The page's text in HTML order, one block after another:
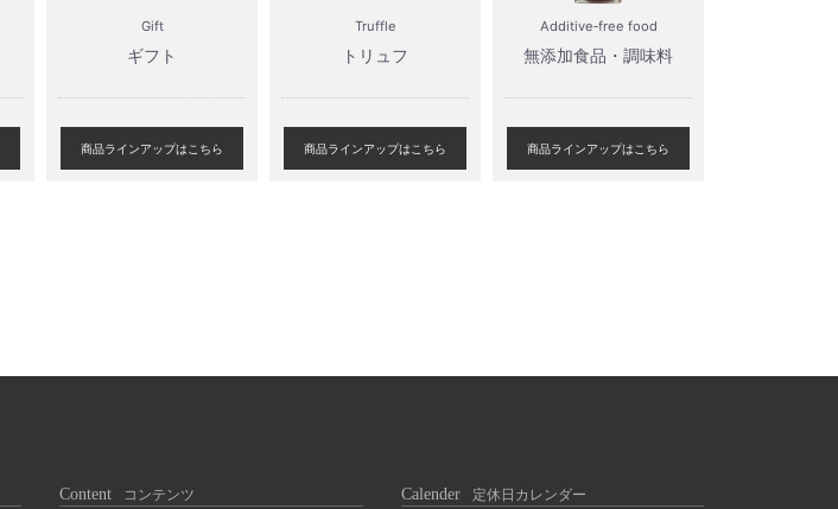
Gift
ギフト
商品ラインアップはこちら
Truffle
トリュフ
商品ラインアップはこちら
Additive‐free food
無添加食品・調味料
商品ラインアップはこちら
Content コンテンツ Calender 定休日カレンダー